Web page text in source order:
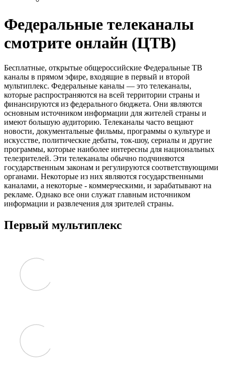
Федеральные телеканалы
смотрите онлайн (ЦТВ)
Бесплатные, открытые общероссийские Федеральные ТВ
каналы в прямом эфире, входящие в первый и второй
мультиплекс. Федеральные каналы — это телеканалы,
которые распространяются на всей территории страны и
финансируются из федерального бюджета. Они являются
основным источником информации для жителей страны и
имеют большую аудиторию. Телеканалы часто вещают
новости, документальные фильмы, программы о культуре и
искусстве, политические дебаты, ток-шоу, сериалы и другие
программы, которые наиболее интересны для национальных
телезрителей. Эти телеканалы обычно подчиняются
государственным законам и регулируются соответствующими
органами. Некоторые из них являются государственными
каналами, а некоторые - коммерческими, и зарабатывают на
рекламе. Однако все они служат главным источником
информации и развлечения для зрителей страны.
Первый мультиплекс